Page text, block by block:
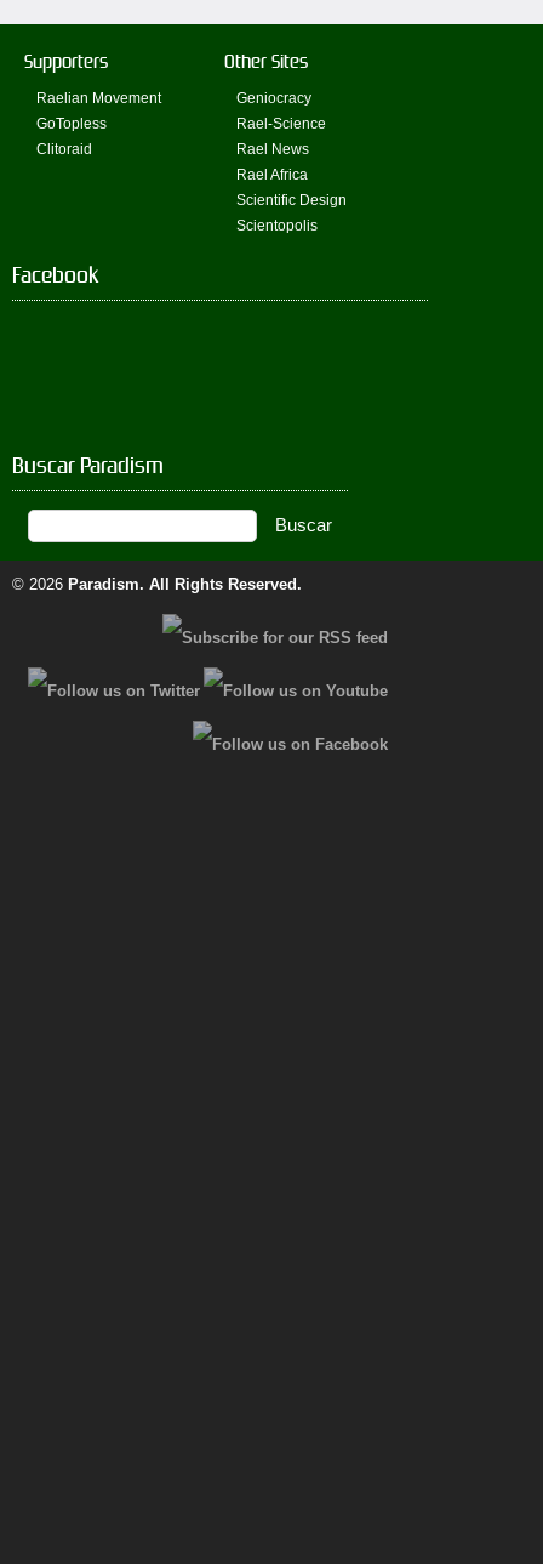
Supporters
Raelian Movement
GoTopless
Clitoraid
Other Sites
Geniocracy
Rael-Science
Rael News
Rael Africa
Scientific Design
Scientopolis
Facebook
Buscar Paradism
© 2026 Paradism. All Rights Reserved.